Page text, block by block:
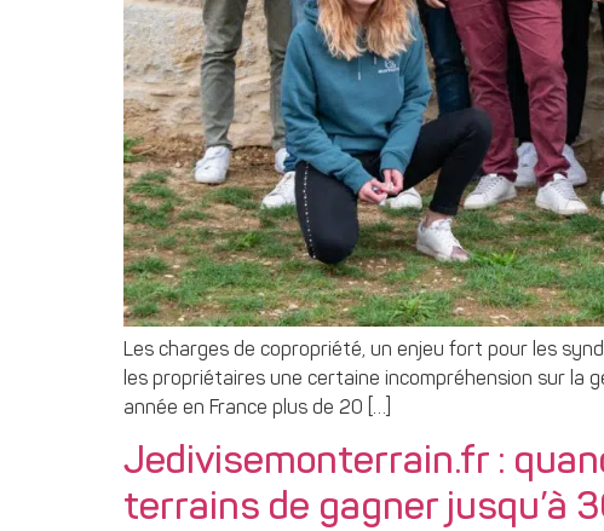
Les charges de copropriété, un enjeu fort pour les
les propriétaires une certaine incompréhension sur la
année en France plus de 20 […]
Jedivisemonterrain.fr :
terrains de gagner jusqu’à